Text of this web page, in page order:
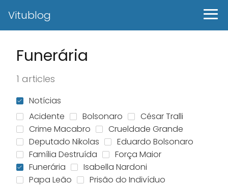
Vitublog
Funerária
1 articles
Notícias
Acidente
Bolsonaro
César Tralli
Crime Macabro
Crueldade Grande
Deputado Nikolas
Eduardo Bolsonaro
Família Destruída
Força Maior
Funerária
Isabella Nardoni
Papa Leão
Prisão do Indivíduo